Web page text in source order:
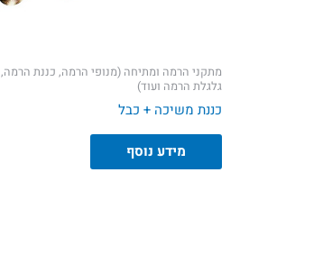
מתקני הרמה ומתיחה (מנופי הרמה, כננת הרמה,
גלגלת הרמה ועוד)
כננת משיכה + כבל
מידע נוסף